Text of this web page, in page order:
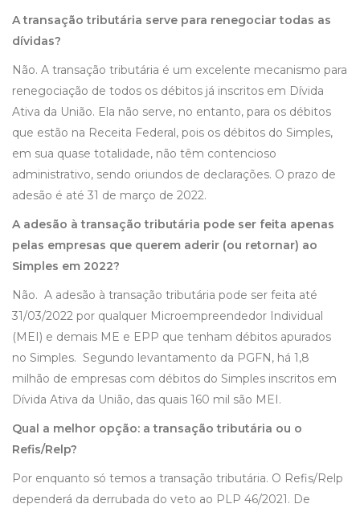
A transação tributária serve para renegociar todas as
dívidas?
Não. A transação tributária é um excelente mecanismo para
renegociação de todos os débitos já inscritos em Dívida
Ativa da União. Ela não serve, no entanto, para os débitos
que estão na Receita Federal, pois os débitos do Simples,
em sua quase totalidade, não têm contencioso
administrativo, sendo oriundos de declarações. O prazo de
adesão é até 31 de março de 2022.
A adesão à transação tributária pode ser feita apenas
pelas empresas que querem aderir (ou retornar) ao
Simples em 2022?
Não. A adesão à transação tributária pode ser feita até
31/03/2022 por qualquer Microempreendedor Individual
(MEI) e demais ME e EPP que tenham débitos apurados
no Simples. Segundo levantamento da PGFN, há 1,8
milhão de empresas com débitos do Simples inscritos em
Dívida Ativa da União, das quais 160 mil são MEI.
Qual a melhor opção: a transação tributária ou o
Refis/Relp?
Por enquanto só temos a transação tributária. O Refis/Relp
dependerá da derrubada do veto ao PLP 46/2021. De